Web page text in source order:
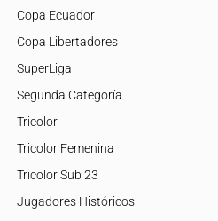
Copa Ecuador
Copa Libertadores
SuperLiga
Segunda Categoría
Tricolor
Tricolor Femenina
Tricolor Sub 23
Jugadores Históricos